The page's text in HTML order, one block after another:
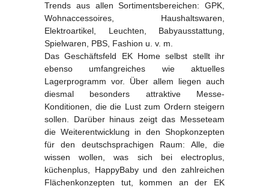
Trends aus allen Sortimentsbereichen: GPK,
Wohnaccessoires, Haushaltswaren,
Elektroartikel, Leuchten, Babyausstattung,
Spielwaren, PBS, Fashion u. v. m.
Das Geschäftsfeld EK Home selbst stellt ihr
ebenso umfangreiches wie aktuelles
Lagerprogramm vor. Über allem liegen auch
diesmal besonders attraktive Messe-
Konditionen, die die Lust zum Ordern steigern
sollen. Darüber hinaus zeigt das Messeteam
die Weiterentwicklung in den Shopkonzepten
für den deutschsprachigen Raum: Alle, die
wissen wollen, was sich bei electroplus,
küchenplus, HappyBaby und den zahlreichen
Flächenkonzepten tut, kommen an der EK